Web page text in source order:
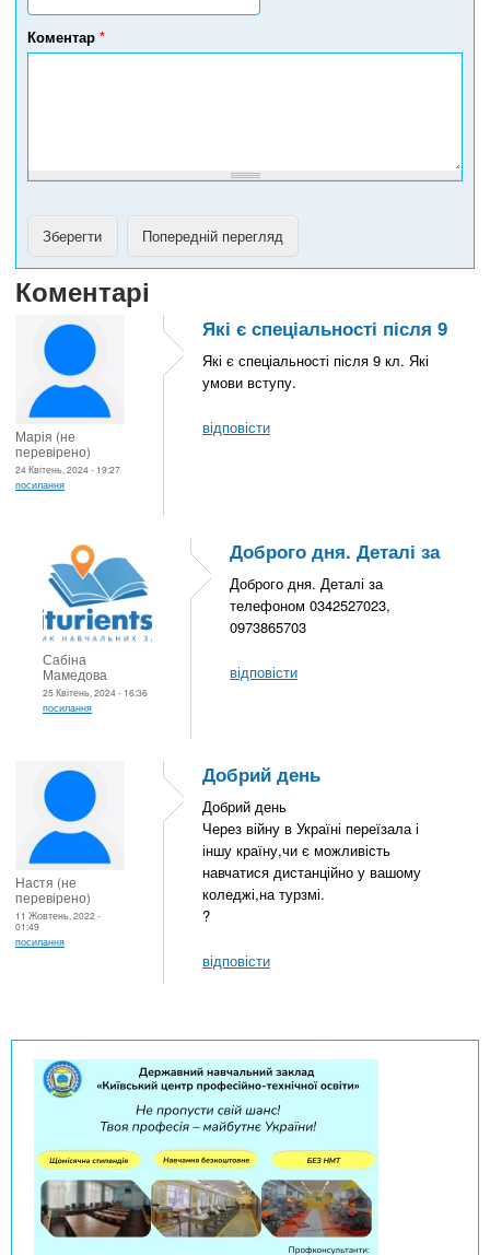
л
е
ф
Коментар *
Коментарі
Марія (не
перевірено)
24 Квітень, 2024 - 19:27
посилання
Які є спеціальності після 9
Які є спеціальності після 9 кл. Які
умови вступу.
відповісти
Сабіна
Мамедова
25 Квітень, 2024 - 16:36
посилання
Доброго дня. Деталі за
Доброго дня. Деталі за
телефоном 0342527023,
0973865703
відповісти
Настя (не
перевірено)
11 Жовтень, 2022 -
01:49
посилання
Добрий день
Добрий день
Через війну в Україні переїзала і
іншу країну,чи є можливість
навчатися дистанційно у вашому
коледжі,на турзмі.
?
відповісти